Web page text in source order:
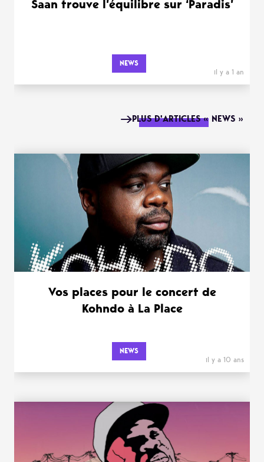
Saan trouve l’équilibre sur ‘Paradis’
NEWS
il y a 1 an
PLUS D'ARTICLES « NEWS »
Vos places pour le concert de
Kohndo à La Place
NEWS
il y a 10 ans